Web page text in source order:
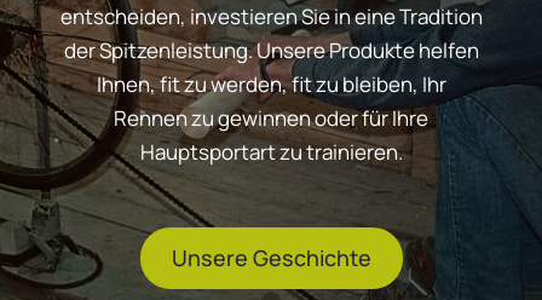
entscheiden, investieren Sie in eine Tradition
der Spitzenleistung. Unsere Produkte helfen
Ihnen, fit zu werden, fit zu bleiben, Ihr
Rennen zu gewinnen oder für Ihre
Hauptsportart zu trainieren.
Unsere Geschichte